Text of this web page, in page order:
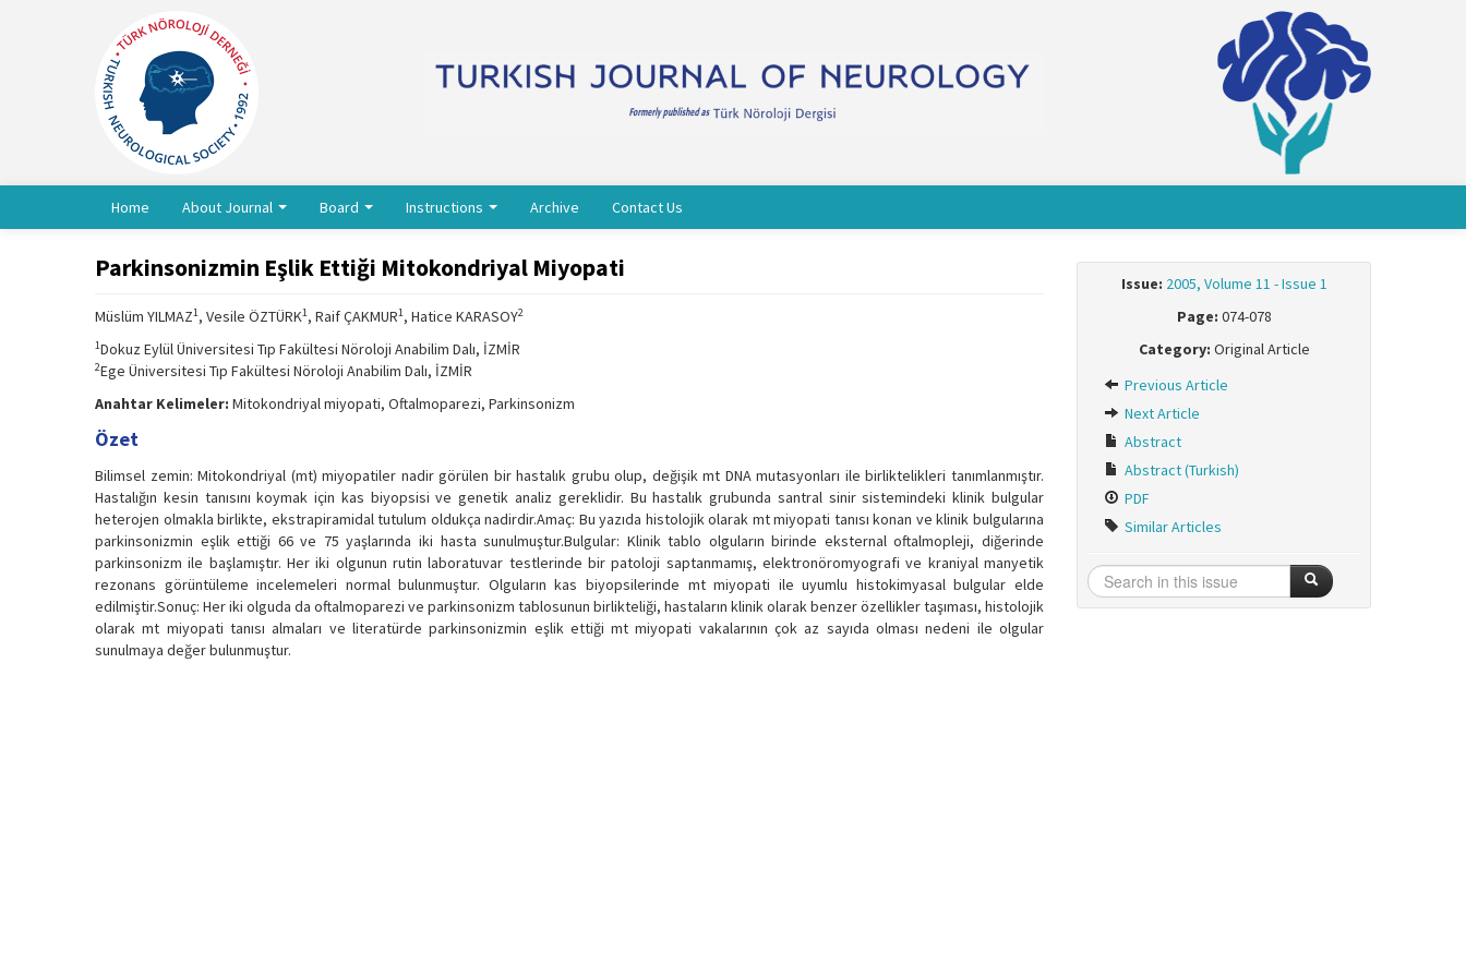
Home About Journal Board Instructions Archive Contact Us
Parkinsonizmin Eşlik Ettiği Mitokondriyal Miyopati
Müslüm YILMAZ1, Vesile ÖZTÜRK1, Raif ÇAKMUR1, Hatice KARASOY2
1Dokuz Eylül Üniversitesi Tıp Fakültesi Nöroloji Anabilim Dalı, İZMİR
2Ege Üniversitesi Tıp Fakültesi Nöroloji Anabilim Dalı, İZMİR
Anahtar Kelimeler: Mitokondriyal miyopati, Oftalmoparezi, Parkinsonizm
Özet
Bilimsel zemin: Mitokondriyal (mt) miyopatiler nadir görülen bir hastalık grubu olup, değişik mt DNA mutasyonları ile birliktelikleri tanımlanmıştır.
Hastalığın kesin tanısını koymak için kas biyopsisi ve genetik analiz gereklidir. Bu hastalık grubunda santral sinir sistemindeki klinik bulgular
heterojen olmakla birlikte, ekstrapiramidal tutulum oldukça nadirdir.Amaç: Bu yazıda histolojik olarak mt miyopati tanısı konan ve klinik bulgularına
parkinsonizmin eşlik ettiği 66 ve 75 yaşlarında iki hasta sunulmuştur.Bulgular: Klinik tablo olguların birinde eksternal oftalmopleji, diğerinde
parkinsonizm ile başlamıştır. Her iki olgunun rutin laboratuvar testlerinde bir patoloji saptanmamış, elektronöromyografi ve kraniyal manyetik
rezonans görüntüleme incelemeleri normal bulunmuştur. Olguların kas biyopsilerinde mt miyopati ile uyumlu histokimyasal bulgular elde
edilmiştir.Sonuç: Her iki olguda da oftalmoparezi ve parkinsonizm tablosunun birlikteliği, hastaların klinik olarak benzer özellikler taşıması, histolojik
olarak mt miyopati tanısı almaları ve literatürde parkinsonizmin eşlik ettiği mt miyopati vakalarının çok az sayıda olması nedeni ile olgular
sunulmaya değer bulunmuştur.
Issue: 2005, Volume 11 - Issue 1
Page: 074-078
Category: Original Article
Previous Article
Next Article
Abstract
Abstract (Turkish)
PDF
Similar Articles